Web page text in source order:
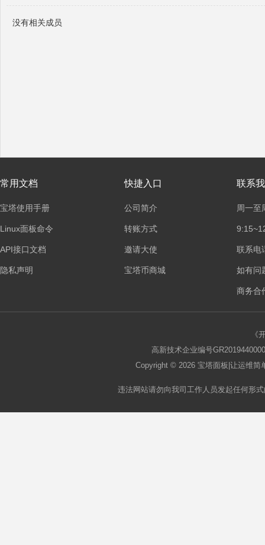
面
没有相关成员
常用文档
宝塔使用手册
Linux面板命令
API接口文档
隐私声明
快捷入口
公司简介
转账方式
邀请大使
宝塔币商城
联系
周一至
联系电
如有问
商务合
《
高新技术企业编号
Copyright © 2026 宝塔面板 |让运维
违法网站请勿向我司工作人员发起任何形